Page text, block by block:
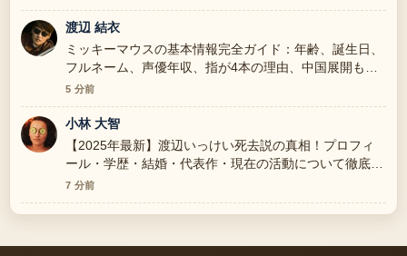
渡辺 結衣
ミッキーマウスの基本情報完全ガイド：年齢、誕生日、
フルネーム、声優年収、指が4本の理由、中国展開も解
説 周辺の検証がしっかりしていて安心感があります。
5 分前
小林 大智
【2025年最新】渡辺いっけい死去説の真相！プロフィ
ール・学歴・結婚・代表作・現在の活動について徹底解
説 の整理がとても分かりやすいです。今日の中でも特
に読みやすいです。
7 分前